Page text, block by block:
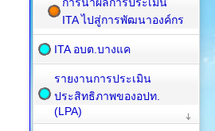
ITA ไปสู่การพัฒนาองค์กร
ITA อบต.บางแค
รายงานการประเมิน
ประสิทธิภาพของอปท.
(LPA)